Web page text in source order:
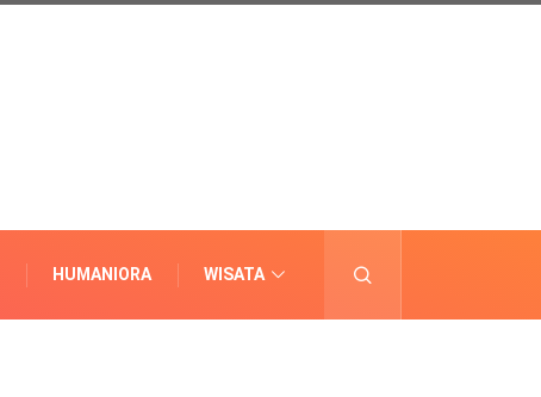
HUMANIORA WISATA